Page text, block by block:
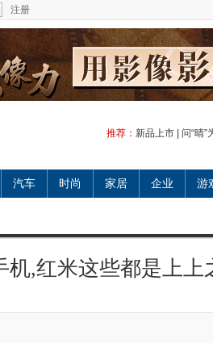
注册
推荐： 新品上市 | 问“晴”
汽车 时尚 家居 企业 游
机,红米这些都是上上